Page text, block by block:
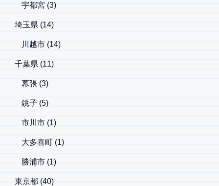
宇都宮 (3)
埼玉県 (14)
川越市 (14)
千葉県 (11)
幕張 (3)
銚子 (5)
市川市 (1)
大多喜町 (1)
勝浦市 (1)
東京都 (40)